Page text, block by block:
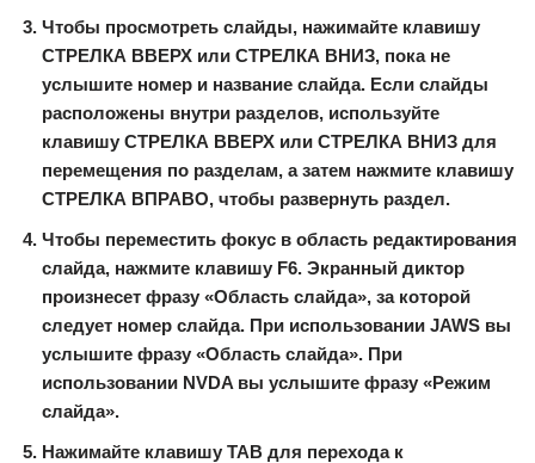
Чтобы просмотреть слайды, нажимайте клавишу
СТРЕЛКА ВВЕРХ или СТРЕЛКА ВНИЗ, пока не
услышите номер и название слайда. Если слайды
расположены внутри разделов, используйте
клавишу СТРЕЛКА ВВЕРХ или СТРЕЛКА ВНИЗ для
перемещения по разделам, а затем нажмите клавишу
СТРЕЛКА ВПРАВО, чтобы развернуть раздел.
Чтобы переместить фокус в область редактирования
слайда, нажмите клавишу F6. Экранный диктор
произнесет фразу «Область слайда», за которой
следует номер слайда. При использовании JAWS вы
услышите фразу «Область слайда». При
использовании NVDA вы услышите фразу «Режим
слайда».
Нажимайте клавишу TAB для перехода к